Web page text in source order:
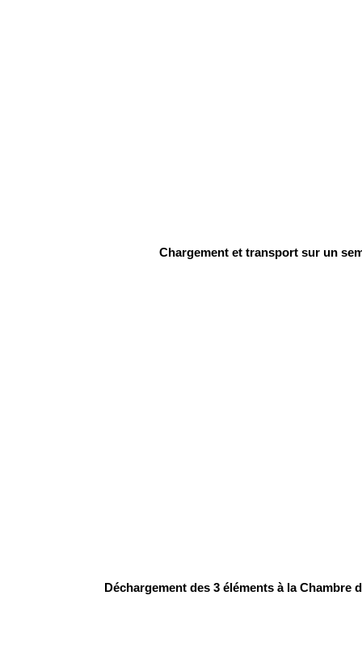
Chargement et transport sur un
Déchargement des 3 éléments à la Chambre